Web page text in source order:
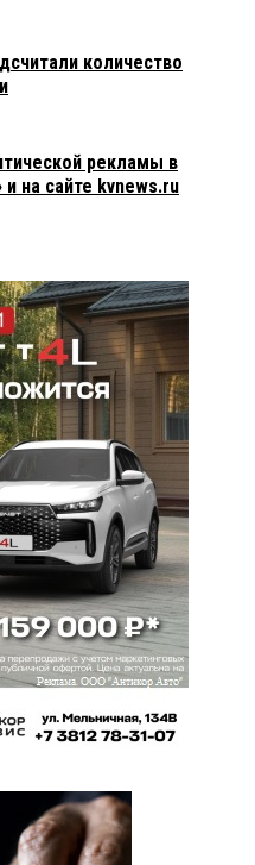
количество
рекламы в
на сайте kvnews.ru